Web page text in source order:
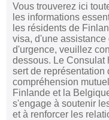
Vous trouverez ici
les informations
les résidents de
visa, d'une
d'urgence, veuillez
dessous. Le Consulat
sert de représentation
compréhension
Finlande et la
s'engage à soutenir
et à renforcer les